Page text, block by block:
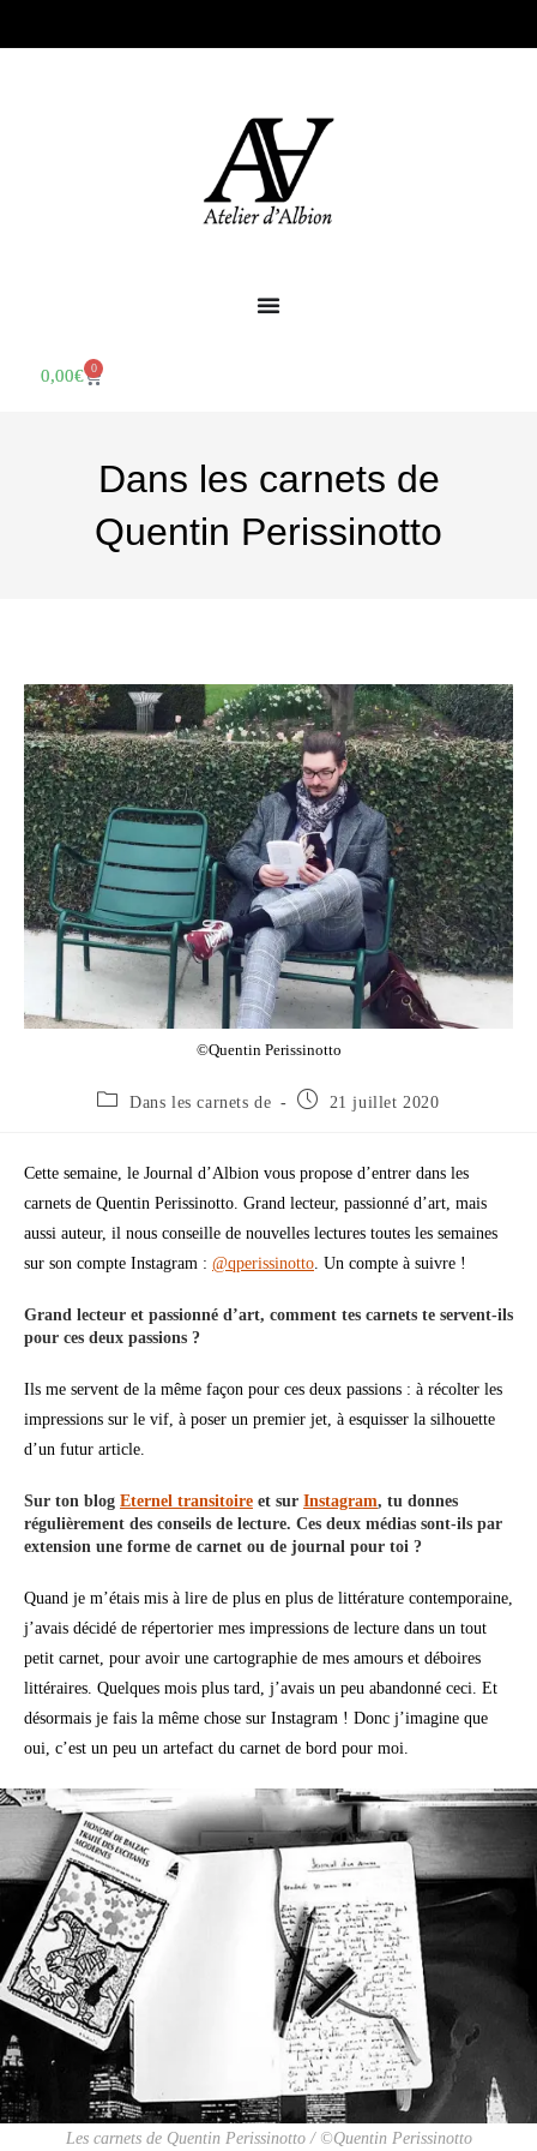
0,00€ 0
Dans les carnets de
Quentin Perissinotto
©Quentin Perissinotto
Dans les carnets de 21 juillet 2020
Cette semaine, le Journal d’Albion vous propose d’entrer dans les
carnets de Quentin Perissinotto. Grand lecteur, passionné d’art, mais
aussi auteur, il nous conseille de nouvelles lectures toutes les semaines
sur son compte Instagram : @qperissinotto. Un compte à suivre !
Grand lecteur et passionné d’art, comment tes carnets te servent-ils
pour ces deux passions ?
Ils me servent de la même façon pour ces deux passions : à récolter les
impressions sur le vif, à poser un premier jet, à esquisser la silhouette
d’un futur article.
Sur ton blog Eternel transitoire et sur Instagram, tu donnes
régulièrement des conseils de lecture. Ces deux médias sont-ils par
extension une forme de carnet ou de journal pour toi ?
Quand je m’étais mis à lire de plus en plus de littérature contemporaine,
j’avais décidé de répertorier mes impressions de lecture dans un tout
petit carnet, pour avoir une cartographie de mes amours et déboires
littéraires. Quelques mois plus tard, j’avais un peu abandonné ceci. Et
désormais je fais la même chose sur Instagram ! Donc j’imagine que
oui, c’est un peu un artefact du carnet de bord pour moi.
Les carnets de Quentin Perissinotto / ©Quentin Perissinotto